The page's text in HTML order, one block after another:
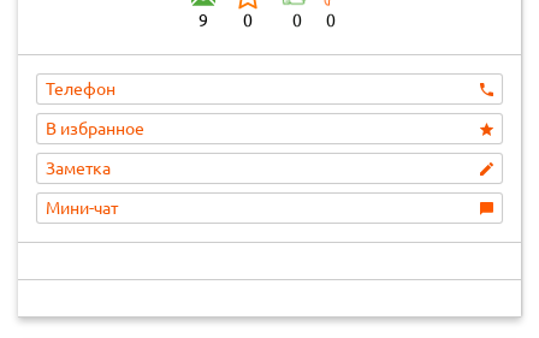
9 0 0 0
Телефон
В избранное
Заметка
Мини-чат